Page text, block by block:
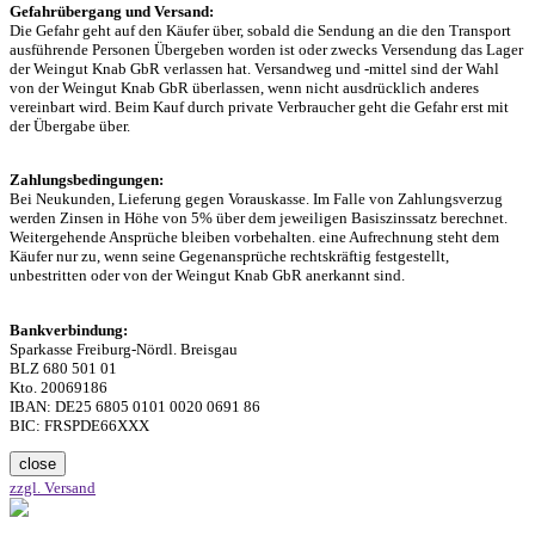
Gefahrübergang und Versand:
Die Gefahr geht auf den Käufer über, sobald die Sendung an die den Transport
ausführende Personen Übergeben worden ist oder zwecks Versendung das Lager
der Weingut Knab GbR verlassen hat. Versandweg und -mittel sind der Wahl
von der Weingut Knab GbR überlassen, wenn nicht ausdrücklich anderes
vereinbart wird. Beim Kauf durch private Verbraucher geht die Gefahr erst mit
der Übergabe über.
Zahlungsbedingungen:
Bei Neukunden, Lieferung gegen Vorauskasse. Im Falle von Zahlungsverzug
werden Zinsen in Höhe von 5% über dem jeweiligen Basiszinssatz berechnet.
Weitergehende Ansprüche bleiben vorbehalten. eine Aufrechnung steht dem
Käufer nur zu, wenn seine Gegenansprüche rechtskräftig festgestellt,
unbestritten oder von der Weingut Knab GbR anerkannt sind.
Bankverbindung:
Sparkasse Freiburg-Nördl. Breisgau
BLZ 680 501 01
Kto. 20069186
IBAN: DE25 6805 0101 0020 0691 86
BIC: FRSPDE66XXX
close
zzgl. Versand